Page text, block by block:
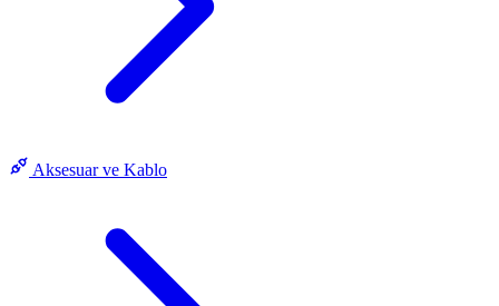
Aksesuar ve Kablo